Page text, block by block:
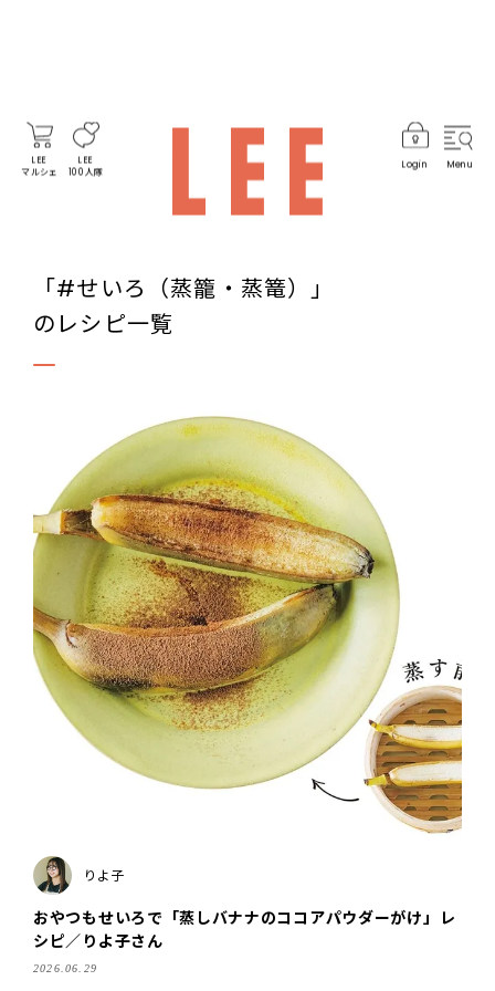
LEE
マルシェ
LEE
100人隊
Login Menu
「#せいろ（蒸籠・蒸篭）」
のレシピ一覧
りよ子
おやつもせいろで「蒸しバナナのココアパウダーがけ」レ
シピ／りよ子さん
2026.06.29